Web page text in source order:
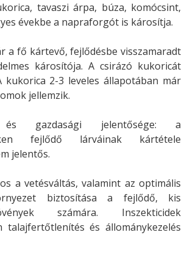
tavaszi árpa, búza, komócsint,
évekbe a napraforgót is károsítja.
a fő kártevő, fejlődésbe visszamaradt
károsítója. A csirázó kukoricát
kukorica 2-3 leveles állapotában már
jellemzik.
és gazdasági jelentősége: a
fejlődő lárváinak kártétele
jelentős.
a vetésváltás, valamint az optimális
biztosítása a fejlődő, kis
számára. Inszekticidek
talajfertőtlenítés és állománykezelés